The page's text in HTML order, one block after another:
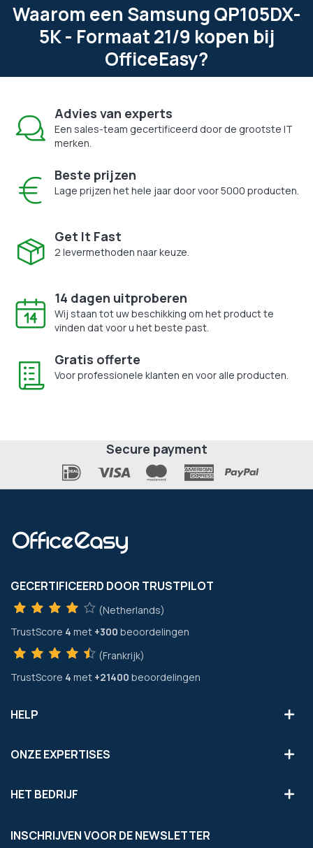
Waarom een Samsung QP105DX-
5K - Formaat 21/9 kopen bij
OfficeEasy?
Advies van experts
Een sales-team gecertificeerd door de grootste IT
merken.
Beste prijzen
Lage prijzen het hele jaar door voor 5000 producten.
Get It Fast
2 levermethoden naar keuze.
14 dagen uitproberen
Wij staan tot uw beschikking om het product te
vinden dat voor u het beste past.
Gratis offerte
Voor professionele klanten en voor alle producten.
Secure payment
GECERTIFICEERD DOOR TRUSTPILOT
(Netherlands)
TrustScore 4 met +300 beoordelingen
(Frankrijk)
TrustScore 4 met +21400 beoordelingen
HELP
ONZE EXPERTISES
HET BEDRIJF
INSCHRIJVEN VOOR DE NEWSLETTER